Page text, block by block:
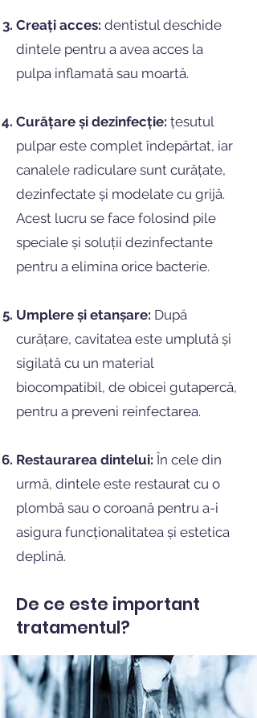
Creați acces: dentistul deschide
dintele pentru a avea acces la
pulpa inflamată sau moartă.
Curățare și dezinfecție: țesutul
pulpar este complet îndepărtat, iar
canalele radiculare sunt curățate,
dezinfectate și modelate cu grijă.
Acest lucru se face folosind pile
speciale și soluții dezinfectante
pentru a elimina orice bacterie.
Umplere și etanșare: După
curățare, cavitatea este umplută și
sigilată cu un material
biocompatibil, de obicei gutapercă,
pentru a preveni reinfectarea.
Restaurarea dintelui: În cele din
urmă, dintele este restaurat cu o
plombă sau o coroană pentru a-i
asigura funcționalitatea și estetica
deplină.
De ce este important
tratamentul?